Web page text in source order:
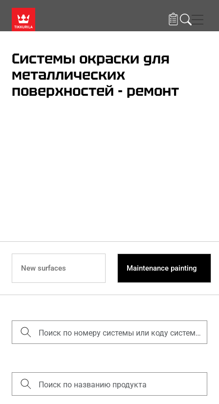
Системы окраски для
металлических
поверхностей - ремонт
New surfaces Maintenance painting